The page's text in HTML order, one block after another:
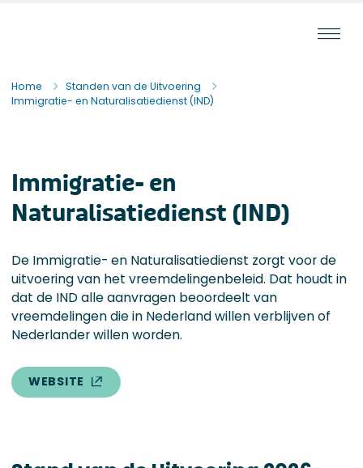
Home
Standen van de Uitvoering
Immigratie- en Naturalisatiedienst (IND)
Immigratie- en
Naturalisatiedienst (IND)
De Immigratie- en Naturalisatiedienst zorgt voor de
uitvoering van het vreemdelingenbeleid. Dat houdt in
dat de IND alle aanvragen beoordeelt van
vreemdelingen die in Nederland willen verblijven of
Nederlander willen worden.
WEBSITE